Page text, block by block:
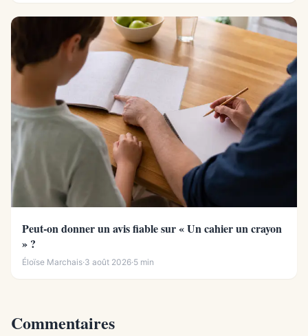
Peut-on donner un avis fiable sur « Un cahier un crayon
» ?
Éloïse Marchais·3 août 2026·5 min
Commentaires